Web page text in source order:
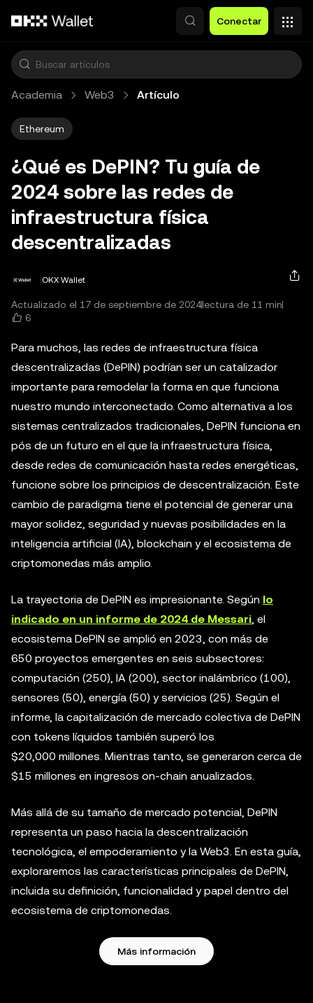
Conectar
Academia Web3 Artículo
Ethereum
¿Qué es DePIN? Tu guía de
2024 sobre las redes de
infraestructura física
descentralizadas
OKX Wallet
Actualizado el 17 de septiembre de 2024lectura de 11 min
6
Para muchos, las redes de infraestructura física
descentralizadas (DePIN) podrían ser un catalizador
importante para remodelar la forma en que funciona
nuestro mundo interconectado. Como alternativa a los
sistemas centralizados tradicionales, DePIN funciona en
pós de un futuro en el que la infraestructura física,
desde redes de comunicación hasta redes energéticas,
funcione sobre los principios de descentralización. Este
cambio de paradigma tiene el potencial de generar una
mayor solidez, seguridad y nuevas posibilidades en la
inteligencia artificial (IA), blockchain y el ecosistema de
criptomonedas más amplio.
La trayectoria de DePIN es impresionante. Según lo
indicado en un informe de 2024 de Messari, el
ecosistema DePIN se amplió en 2023, con más de
650 proyectos emergentes en seis subsectores:
computación (250), IA (200), sector inalámbrico (100),
sensores (50), energía (50) y servicios (25). Según el
informe, la capitalización de mercado colectiva de DePIN
con tokens líquidos también superó los
$20,000 millones. Mientras tanto, se generaron cerca de
$15 millones en ingresos on-chain anualizados.
Más allá de su tamaño de mercado potencial, DePIN
representa un paso hacia la descentralización
tecnológica, el empoderamiento y la Web3. En esta guía,
exploraremos las características principales de DePIN,
incluida su definición, funcionalidad y papel dentro del
ecosistema de criptomonedas.
Más información